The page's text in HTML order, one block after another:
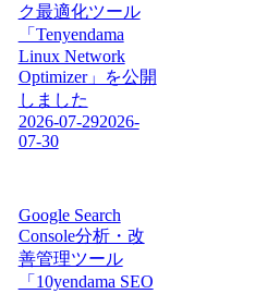
ク最適化ツール
「Tenyendama
Linux Network
Optimizer」を公開
しました
2026-07-292026-
07-30
Google Search
Console分析・改
善管理ツール
「10yendama SEO